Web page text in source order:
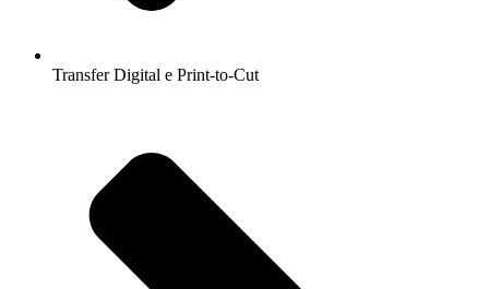
Transfer Digital e Print-to-Cut